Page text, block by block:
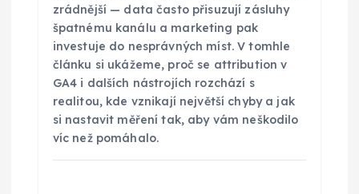
zrádnější — data často přisuzují zásluhy
špatnému kanálu a marketing pak
investuje do nesprávných míst. V tomhle
článku si ukážeme, proč se attribution v
GA4 i dalších nástrojích rozchází s
realitou, kde vznikají největší chyby a jak
si nastavit měření tak, aby vám neškodilo
víc než pomáhalo.